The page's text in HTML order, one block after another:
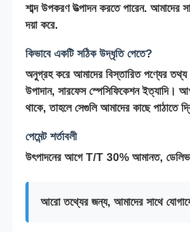
শাব্দ উপকরণ উত্পাদন করতে পারেন. আমাদের
দয়া করে.
কিভাবে একটি সঠিক উদ্ধৃতি পেতে?
অনুগ্রহ করে আমাদের বিস্তারিত পণ্যের তথ্য
উপাদান, সারফেস স্পেসিফিকেশন ইত্যাদি।
থাকে, তাহলে সেগুলি আমাদের কাছে পাঠাতে
পেমেন্ট শর্তাবলী
উৎপাদনের আগে T/T 30% আমানত,
আরো তথ্যের জন্য, আমাদের সাথে